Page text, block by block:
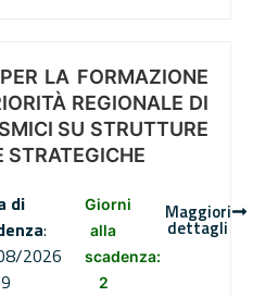
LA FORMAZIONE
REGIONALE DI
SU STRUTTURE
STRATEGICHE
di
:
2026
Giorni
alla
scadenza:
2
Maggiori
dettagli